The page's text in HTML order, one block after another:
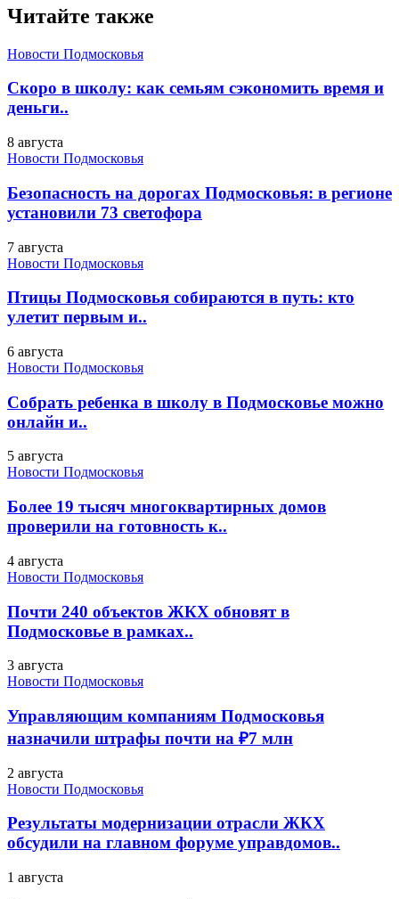
Читайте также
Новости Подмосковья
Скоро в школу: как семьям сэкономить время и
деньги..
8 августа
Новости Подмосковья
Безопасность на дорогах Подмосковья: в регионе
установили 73 светофора
7 августа
Новости Подмосковья
Птицы Подмосковья собираются в путь: кто
улетит первым и..
6 августа
Новости Подмосковья
Собрать ребенка в школу в Подмосковье можно
онлайн и..
5 августа
Новости Подмосковья
Более 19 тысяч многоквартирных домов
проверили на готовность к..
4 августа
Новости Подмосковья
Почти 240 объектов ЖКХ обновят в
Подмосковье в рамках..
3 августа
Новости Подмосковья
Управляющим компаниям Подмосковья
назначили штрафы почти на ₽7 млн
2 августа
Новости Подмосковья
Результаты модернизации отрасли ЖКХ
обсудили на главном форуме управдомов..
1 августа